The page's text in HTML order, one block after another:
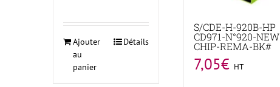
Ajouter
au
panier
Détails
S/CDE-H-920B-HP
CD971-N°920-NEW
CHIP-REMA-BK#
7,05€ HT